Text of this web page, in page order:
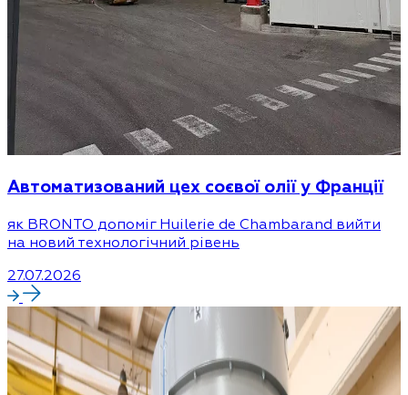
Автоматизований цех соєвої олії у Франції
як BRONTO допоміг Huilerie de Chambarand вийти
на новий технологічний рівень
27.07.2026